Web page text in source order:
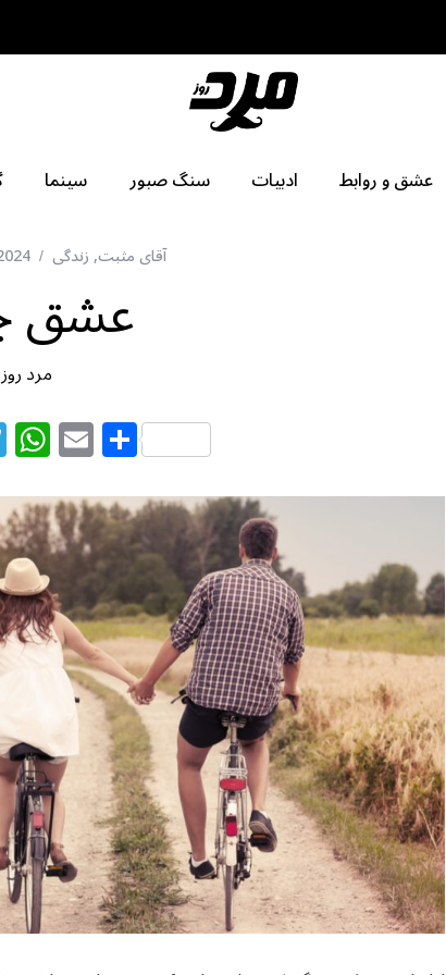
عشق و روابط ادبیات سنگ صبور سینما
آقای مثبت,زندگی
عشق
مرد روز
T
el
e
g
ra
m
W
h
at
s
A
p
p
E
m
ai
l
S
h
ar
e